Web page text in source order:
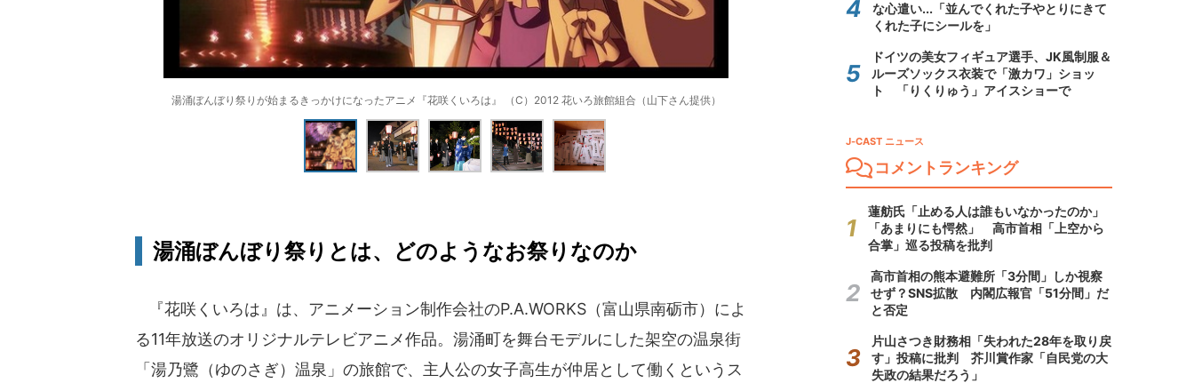
湯涌ぼんぼり祭りが始まるきっかけになったアニメ『花咲くいろは』 （C）2012 花いろ旅館組合（山下さん提供）
湯涌ぼんぼり祭りとは、どのようなお祭りなのか
『花咲くいろは』は、アニメーション制作会社のP.A.WORKS（富山県南砺市）によ
る11年放送のオリジナルテレビアニメ作品。湯涌町を舞台モデルにした架空の温泉街
「湯乃鷺（ゆのさぎ）温泉」の旅館で、主人公の女子高生が仲居として働くというス
な心遣い...「並んでくれた子やとりにきて
くれた子にシールを」
ドイツの美女フィギュア選手、JK風制服＆
ルーズソックス衣装で「激カワ」ショッ
ト 「りくりゅう」アイスショーで
J-CAST ニュース
コメントランキング
蓮舫氏「止める人は誰もいなかったのか」
「あまりにも愕然」 高市首相「上空から
合掌」巡る投稿を批判
高市首相の熊本避難所「3分間」しか視察
せず？SNS拡散 内閣広報官「51分間」だ
と否定
片山さつき財務相「失われた28年を取り戻
す」投稿に批判 芥川賞作家「自民党の大
失政の結果だろう」